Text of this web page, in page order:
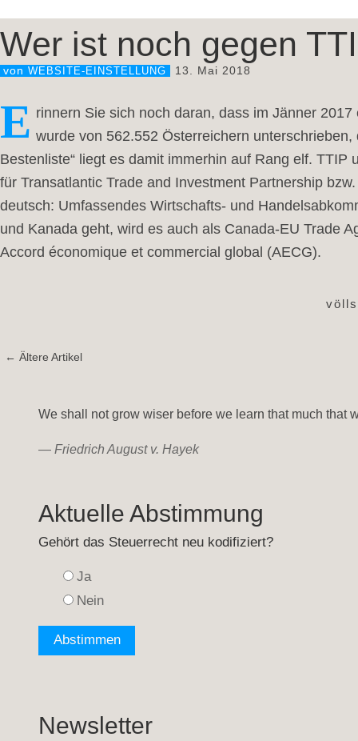
Wer ist noch gegen
von WEBSITE-EINSTELLUNG 13. Mai 2018
E rinnern Sie sich noch daran, dass im Jänner
wurde von 562.552 Österreichern
Bestenliste“ liegt es damit immerhin auf Rang elf.
für Transatlantic Trade and Investment Partnership
deutsch: Umfassendes Wirtschafts- und
und Kanada geht, wird es auch als Canada-EU Trade
Accord économique et commercial global (AECG).
← Ältere Artikel
We shall not grow wiser before we learn that much that
— Friedrich August v. Hayek
Aktuelle Abstimmung
Gehört das Steuerrecht neu kodifiziert?
Ja
Nein
Newsletter